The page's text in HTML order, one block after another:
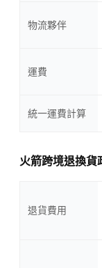
物流夥伴
運費
統一運費計算
火箭跨境退換貨
退貨費用